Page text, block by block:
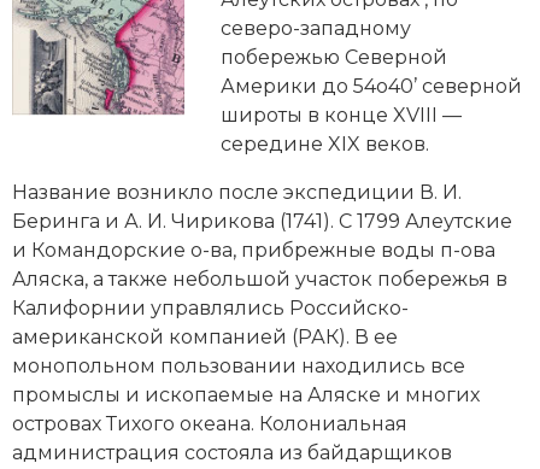
Византия
Военная история
Генеалогия, геральдика
Европа
Империи
Историческая география и топонимика
История материальной и духовной культуры
История международных отношений
История Средних веков
Новая история
Новейшая история
Ю Я
северо-западному
побережью Северной
Америки до 54о40’ северной
широты в конце XVIII —
середине XIX веков.
Название возникло после экспедиции В. И.
Беринга и А. И. Чирикова (1741). С 1799 Алеутские
и Командорские о-ва, прибрежные воды п-ова
Аляска, а также небольшой участок побережья в
Калифорнии управлялись Российско-
американской компанией (РАК). В ее
монопольном пользовании находились все
промыслы и ископаемые на Аляске и многих
островах Тихого океана. Колониальная
администрация состояла из байдарщиков